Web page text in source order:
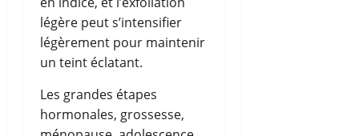
légère peut s’intensifier
légèrement pour maintenir
un teint éclatant.
Les grandes étapes
hormonales, grossesse,